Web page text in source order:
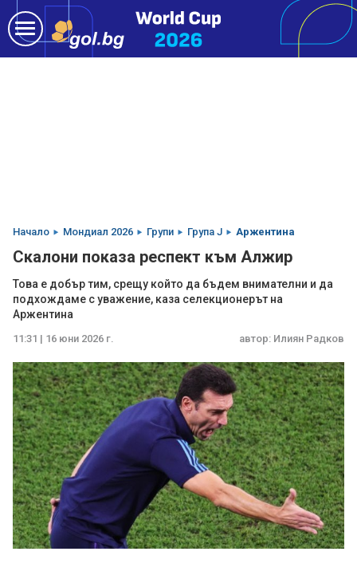
Начало Мондиал 2026 Групи Група J Аржентина
Скалони показа респект към Алжир
Това е добър тим, срещу който да бъдем внимателни и да
подхождаме с уважение, каза селекционерът на
Аржентина
11:31 | 16 юни 2026 г. автор: Илиян Радков